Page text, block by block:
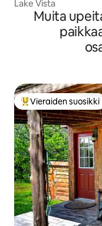
Lake Vista
Muita
Vieraiden
Vieraiden suosikki